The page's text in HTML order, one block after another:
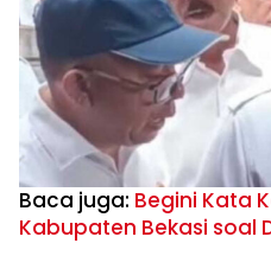
Baca juga: Begini Kata
Kabupaten Bekasi soal